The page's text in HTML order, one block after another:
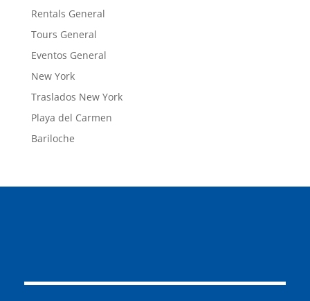
Rentals General
Tours General
Eventos General
New York
Traslados New York
Playa del Carmen
Bariloche